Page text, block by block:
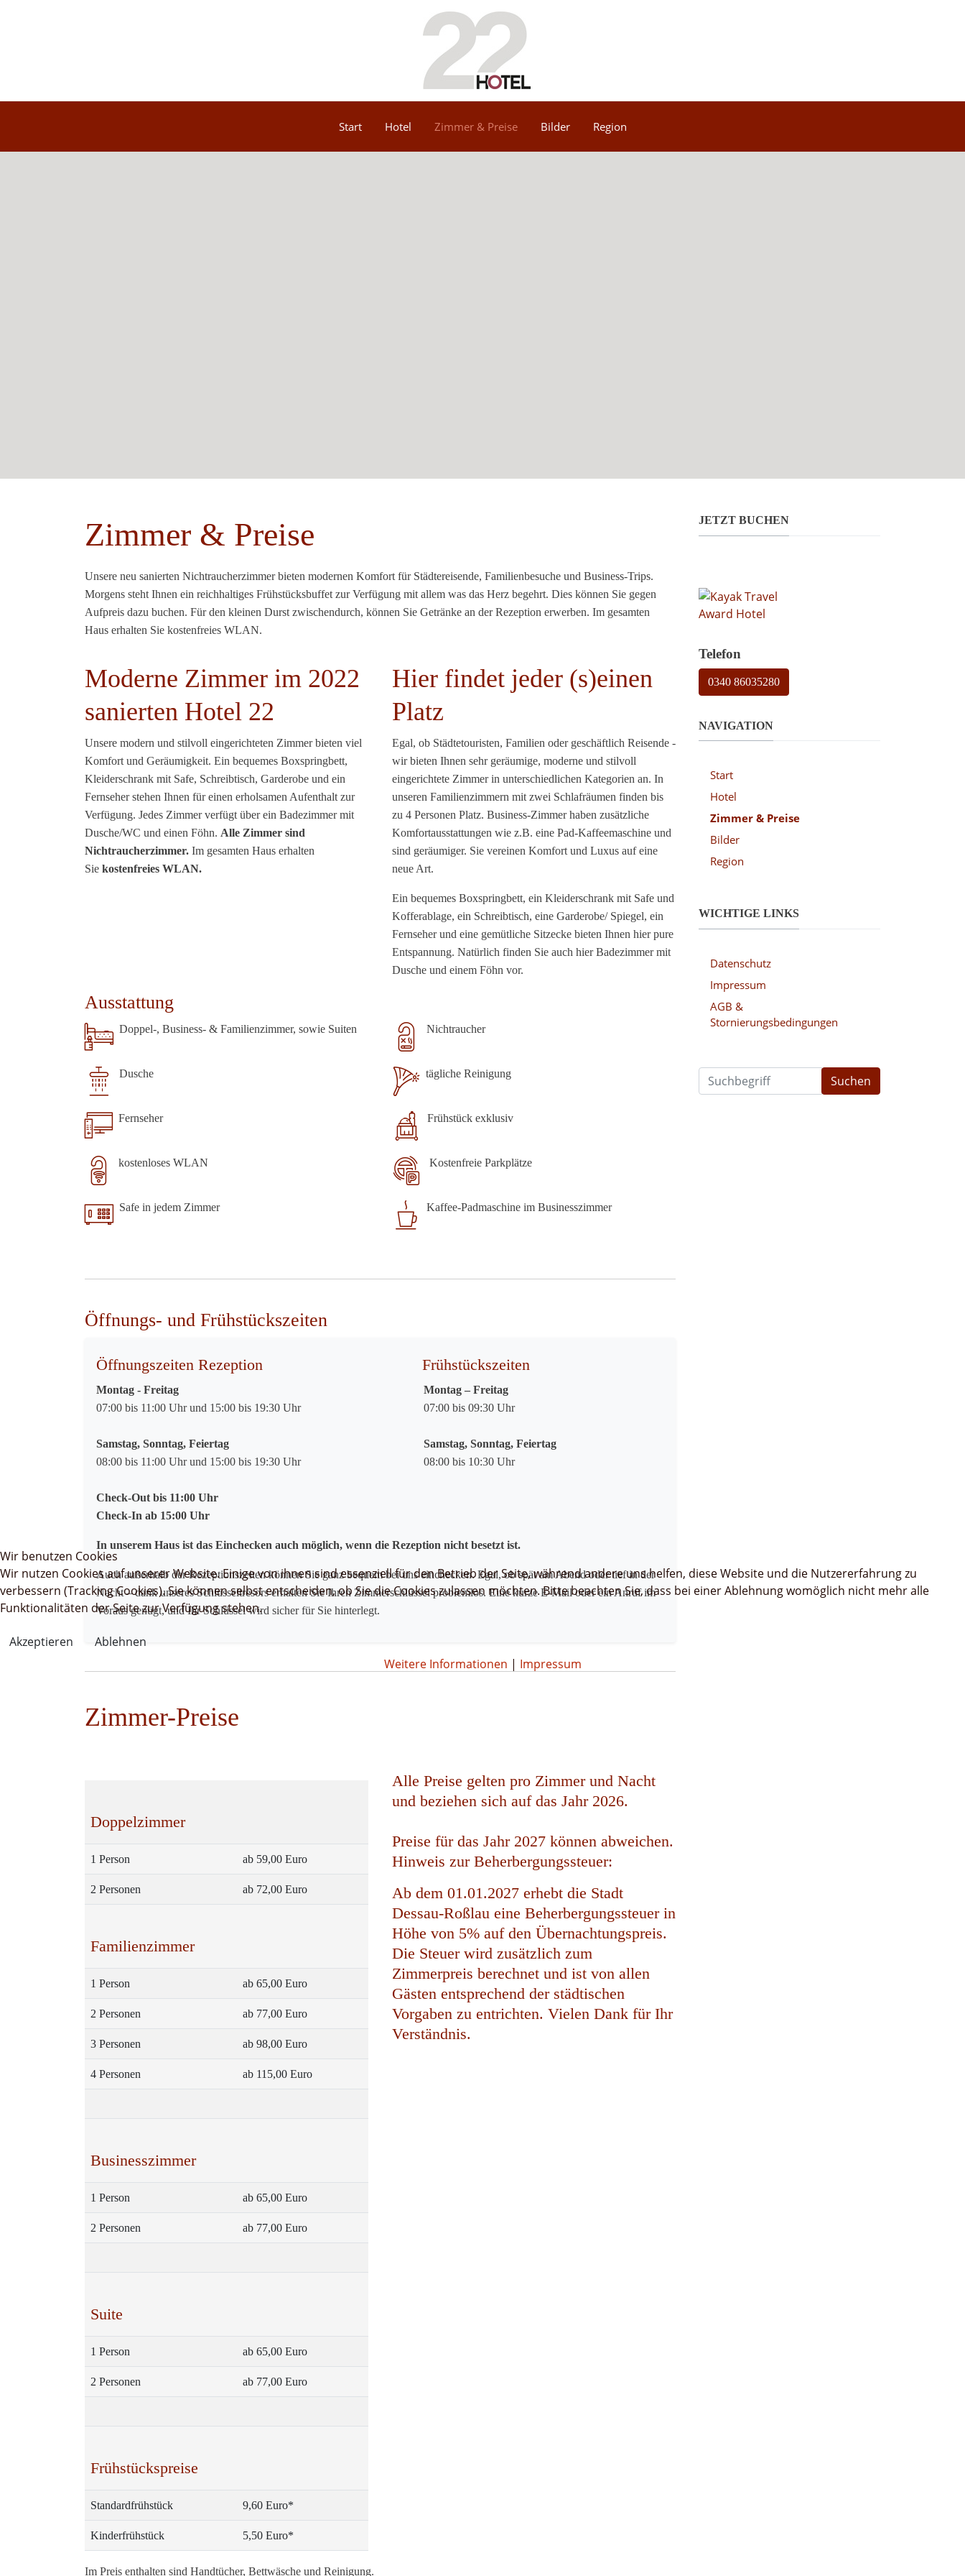
Start Hotel Zimmer & Preise Bilder Region
Zimmer & Preise
Unsere neu sanierten Nichtraucherzimmer bieten modernen Komfort für Städtereisende, Familienbesuche und Business-Trips.
Morgens steht Ihnen ein reichhaltiges Frühstücksbuffet zur Verfügung mit allem was das Herz begehrt. Dies können Sie gegen
Aufpreis dazu buchen. Für den kleinen Durst zwischendurch, können Sie Getränke an der Rezeption erwerben. Im gesamten
Haus erhalten Sie kostenfreies WLAN.
Moderne Zimmer im 2022
sanierten Hotel 22
Unsere modern und stilvoll eingerichteten Zimmer bieten viel
Komfort und Geräumigkeit. Ein bequemes Boxspringbett,
Kleiderschrank mit Safe, Schreibtisch, Garderobe und ein
Fernseher stehen Ihnen für einen erholsamen Aufenthalt zur
Verfügung. Jedes Zimmer verfügt über ein Badezimmer mit
Dusche/WC und einen Föhn. Alle Zimmer sind
Nichtraucherzimmer. Im gesamten Haus erhalten
Sie kostenfreies WLAN.
Hier findet jeder (s)einen
Platz
Egal, ob Städtetouristen, Familien oder geschäftlich Reisende -
wir bieten Ihnen sehr geräumige, moderne und stilvoll
eingerichtete Zimmer in unterschiedlichen Kategorien an. In
unseren Familienzimmern mit zwei Schlafräumen finden bis
zu 4 Personen Platz. Business-Zimmer haben zusätzliche
Komfortausstattungen wie z.B. eine Pad-Kaffeemaschine und
sind geräumiger. Sie vereinen Komfort und Luxus auf eine
neue Art.
Ein bequemes Boxspringbett, ein Kleiderschrank mit Safe und
Kofferablage, ein Schreibtisch, eine Garderobe/ Spiegel, ein
Fernseher und eine gemütliche Sitzecke bieten Ihnen hier pure
Entspannung. Natürlich finden Sie auch hier Badezimmer mit
Dusche und einem Föhn vor.
Ausstattung
Doppel-, Business- & Familienzimmer, sowie Suiten
Dusche
Fernseher
kostenloses WLAN
Safe in jedem Zimmer
Nichtraucher
tägliche Reinigung
Frühstück exklusiv
Kostenfreie Parkplätze
Kaffee-Padmaschine im Businesszimmer
Öffnungs- und Frühstückszeiten
Öffnungszeiten Rezeption
Montag - Freitag
07:00 bis 11:00 Uhr und 15:00 bis 19:30 Uhr
Samstag, Sonntag, Feiertag
08:00 bis 11:00 Uhr und 15:00 bis 19:30 Uhr
Check-Out bis 11:00 Uhr
Check-In ab 15:00 Uhr
Frühstückszeiten
Montag – Freitag
07:00 bis 09:30 Uhr
Samstag, Sonntag, Feiertag
08:00 bis 10:30 Uhr
In unserem Haus ist das Einchecken auch möglich, wenn die Rezeption nicht besetzt ist.
Auch außerhalb der Rezeptionszeiten können Sie ganz bequem bei uns einchecken. Egal, ob spät am Abend oder tief in der
Nacht – dank unseres Schlüsseltresors erhalten Sie Ihren Zimmerschlüssel problemlos. Eine kurze E-Mail oder ein Anruf im
Voraus genügt, und Ihr Schlüssel wird sicher für Sie hinterlegt.
Zimmer-Preise
Doppelzimmer
1 Person ab 59,00 Euro
2 Personen ab 72,00 Euro
Familienzimmer
1 Person ab 65,00 Euro
2 Personen ab 77,00 Euro
3 Personen ab 98,00 Euro
4 Personen ab 115,00 Euro
Businesszimmer
1 Person ab 65,00 Euro
2 Personen ab 77,00 Euro
Suite
1 Person ab 65,00 Euro
2 Personen ab 77,00 Euro
Frühstückspreise
Standardfrühstück 9,60 Euro*
Kinderfrühstück 5,50 Euro*
Alle Preise gelten pro Zimmer und Nacht
und beziehen sich auf das Jahr 2026.
Preise für das Jahr 2027 können abweichen.
Hinweis zur Beherbergungssteuer:
Ab dem 01.01.2027 erhebt die Stadt
Dessau-Roßlau eine Beherbergungssteuer in
Höhe von 5% auf den Übernachtungspreis.
Die Steuer wird zusätzlich zum
Zimmerpreis berechnet und ist von allen
Gästen entsprechend der städtischen
Vorgaben zu entrichten. Vielen Dank für Ihr
Verständnis.
Im Preis enthalten sind Handtücher, Bettwäsche und Reinigung.
JETZT BUCHEN
Telefon
0340 86035280
NAVIGATION
Start
Hotel
Zimmer & Preise
Bilder
Region
WICHTIGE LINKS
Datenschutz
Impressum
AGB &
Stornierungsbedingungen
Suchen
Wir benutzen Cookies
Wir nutzen Cookies auf unserer Website. Einige von ihnen sind essenziell für den Betrieb der Seite, während andere uns helfen, diese Website und die Nutzererfahrung zu
verbessern (Tracking Cookies). Sie können selbst entscheiden, ob Sie die Cookies zulassen möchten. Bitte beachten Sie, dass bei einer Ablehnung womöglich nicht mehr alle
Funktionalitäten der Seite zur Verfügung stehen.
Akzeptieren
Ablehnen
Weitere Informationen | Impressum